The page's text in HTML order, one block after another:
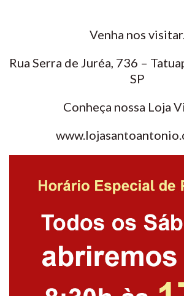
Venha nos visitar.
Rua Serra de Juréa, 736 –
SP
Conheça nossa Loja